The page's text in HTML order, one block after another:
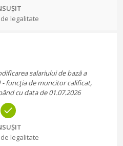
legalitate
salariului de bază a
- funcţia de muncitor calificat,
cu data de 01.07.2026
legalitate